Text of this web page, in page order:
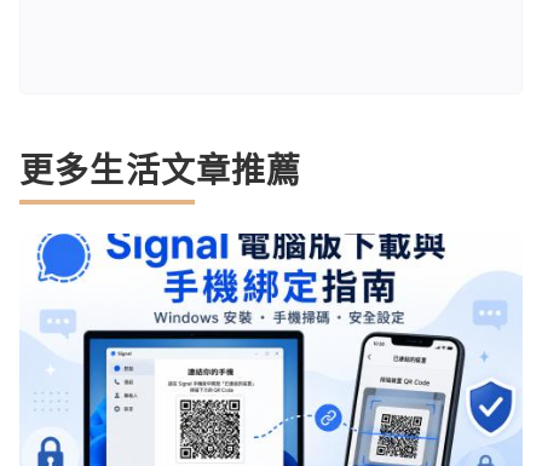
更多生活文章推薦